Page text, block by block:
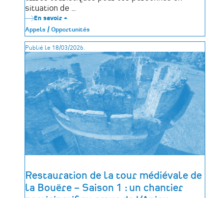
situation de …
En savoir +
Appel
à
projets
|
Handicap
&
Tourisme
Appels / Opportunités
Publié le 18/03/2026.
Restauration de la tour médiévale de
la Bouëre – Saison 1 : un chantier